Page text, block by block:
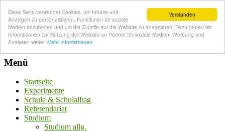
Verstanden
Diese Seite verwendet Cookies, um Inhalte und
Anzeigen zu personalisieren, Funktionen für soziale
Medien anzubieten und um die Zugriffe auf die Website zu analysieren. Dazu geben wir
Informationen zur Nutzung der Website an Partner für soziale Medien, Werbung und
Analysen weiter. Mehr Informationen
Menü
Startseite
Experimente
Schule & Schulalltag
Referendariat
Studium
Studium allg.